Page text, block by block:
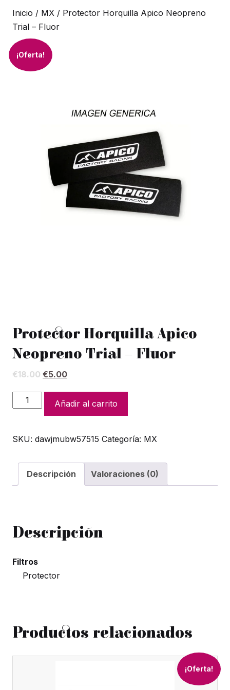
Inicio / MX / Protector Horquilla Apico Neopreno
Trial – Fluor
¡Oferta!
Protector Horquilla Apico
Neopreno Trial – Fluor
€18.00 El
original
era:
€18.00.
€5.00El
actual
es:
€5.00.
Protector
Horquilla
Neopreno
Añadir al carrito
SKU: dawjmubw57515 Categoría: MX
Descripción Valoraciones (0)
Descripción
Filtros
Protector
Productos relacionados
¡Oferta!